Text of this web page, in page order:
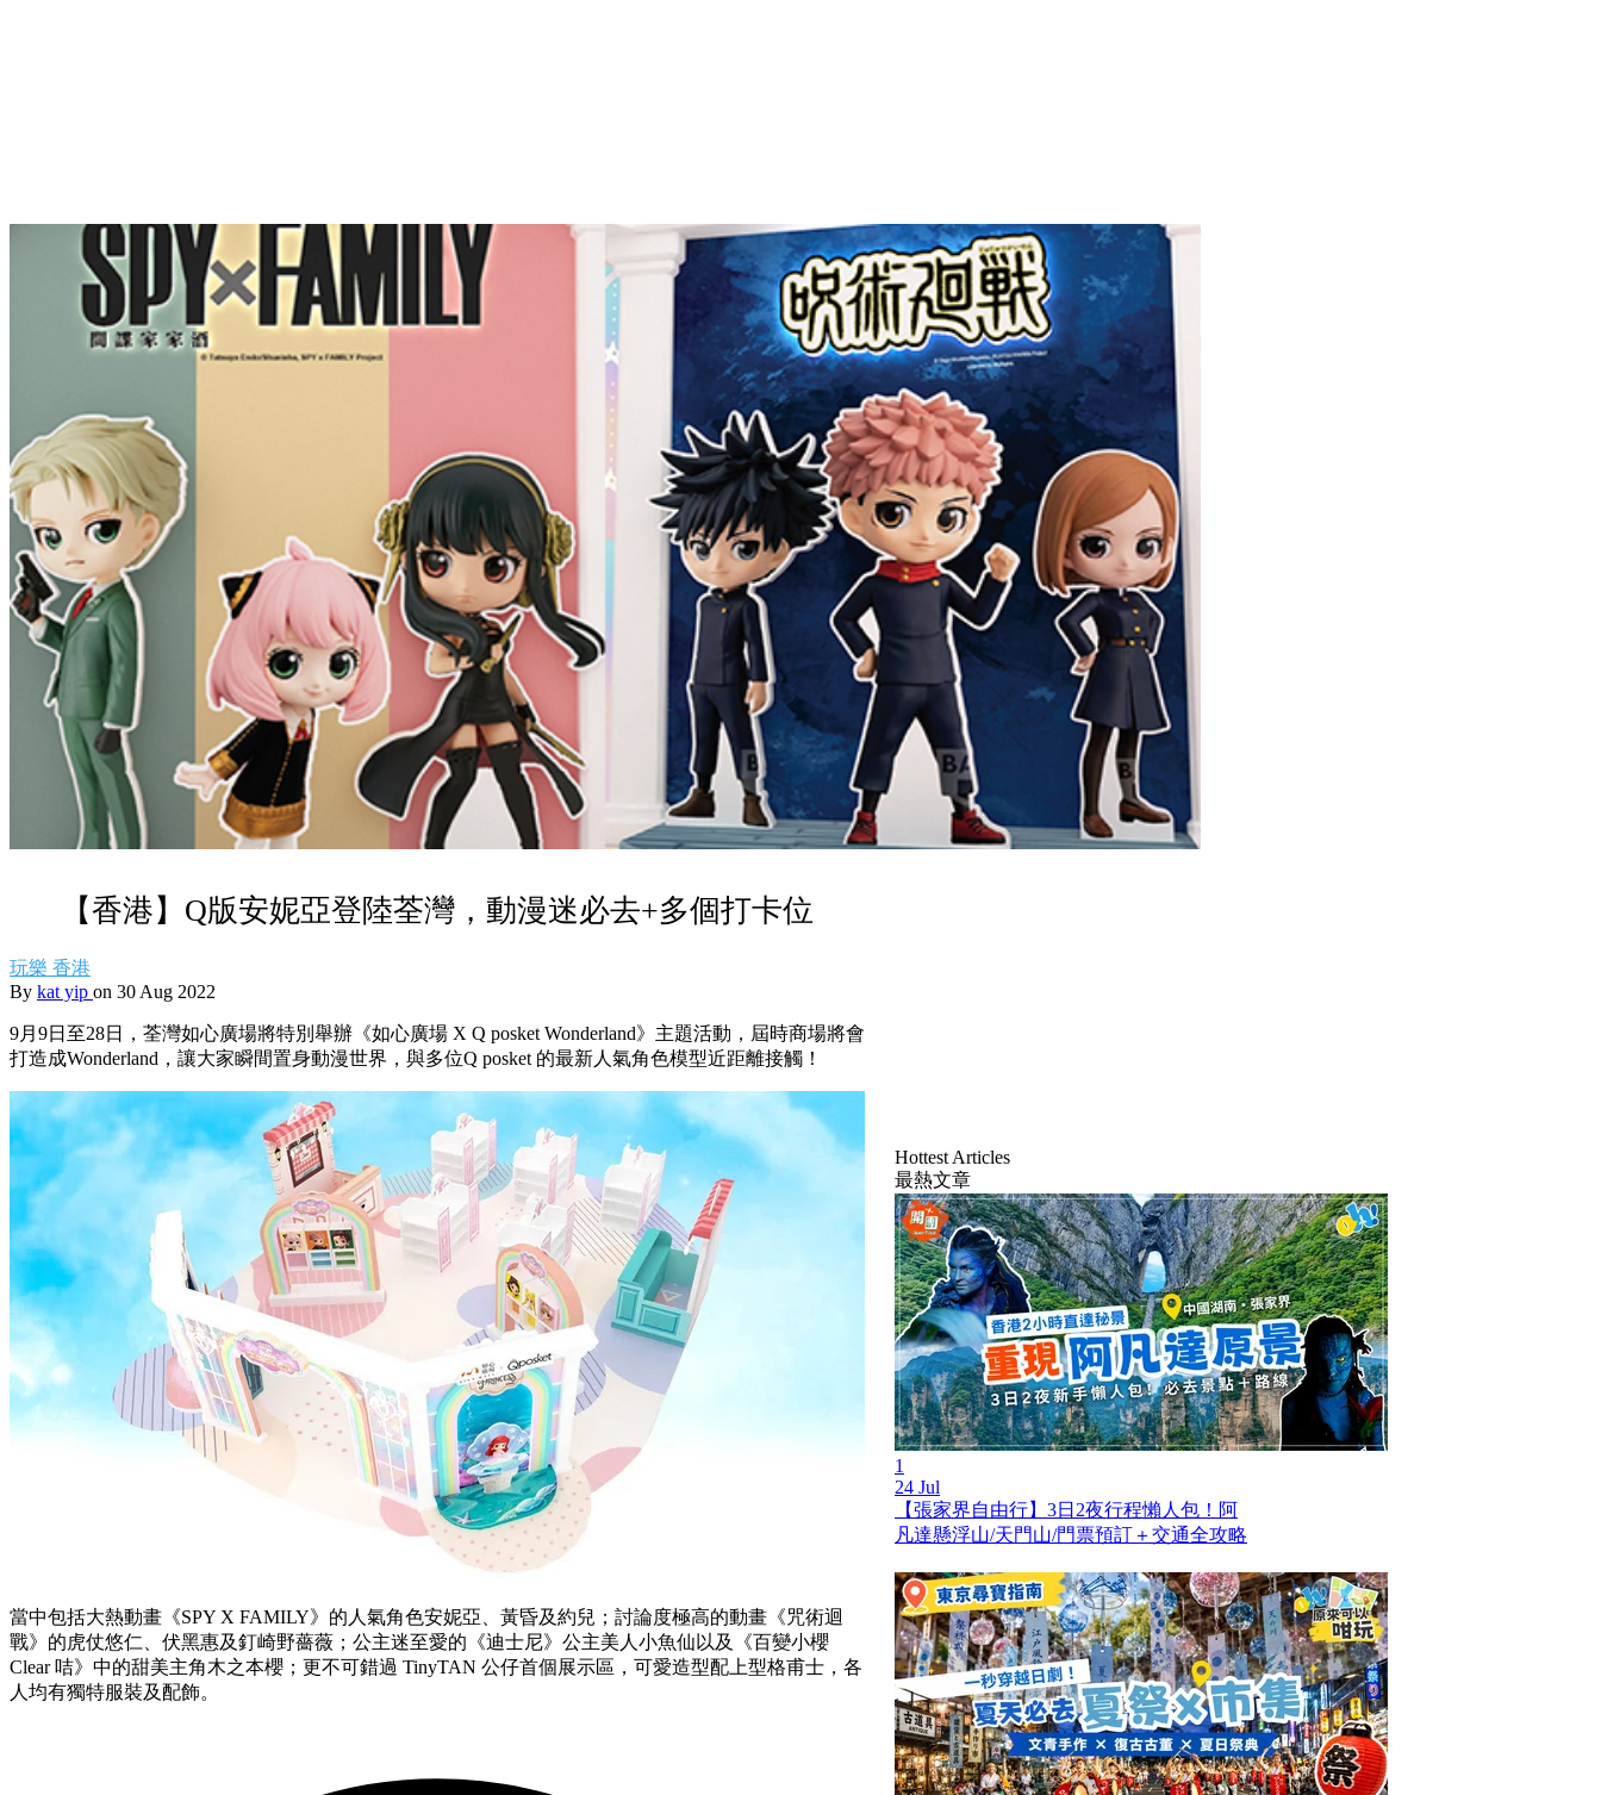
【香港】Q版安妮亞登陸荃灣，動漫迷必去+多個打卡位
玩樂 香港
By kat yip on 30 Aug 2022
9月9日至28日，荃灣如心廣場將特別舉辦《如心廣場 X Q posket Wonderland》主題活動，屆時商場將會
打造成Wonderland，讓大家瞬間置身動漫世界，與多位Q posket 的最新人氣角色模型近距離接觸！
當中包括大熱動畫《SPY X FAMILY》的人氣角色安妮亞、黃昏及約兒；討論度極高的動畫《咒術迴
戰》的虎仗悠仁、伏黑惠及釘崎野薔薇；公主迷至愛的《迪士尼》公主美人小魚仙以及《百變小櫻
Clear 咭》中的甜美主角木之本櫻；更不可錯過 TinyTAN 公仔首個展示區，可愛造型配上型格甫士，各
人均有獨特服裝及配飾。
Hottest Articles
最熱文章
1
24 Jul
【張家界自由行】3日2夜行程懶人包！阿
凡達懸浮山/天門山/門票預訂＋交通全攻略